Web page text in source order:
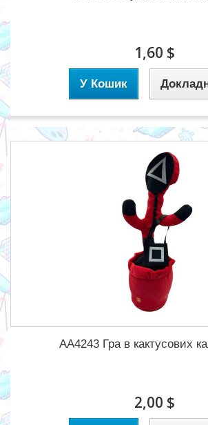
1,60 $
У Кошик
AA4243 Гра в кактусових
2,00 $